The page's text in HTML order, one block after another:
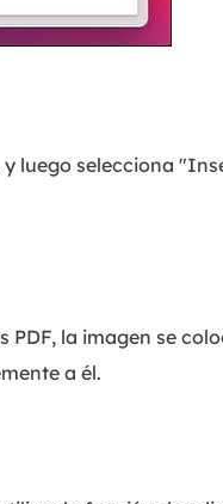
luego selecciona
PDF, la imagen se
a él.